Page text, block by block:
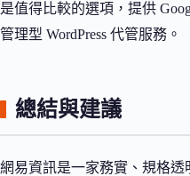
是值得比較的選項，提供
管理型 WordPress 代管服務。
總結與建議
網易資訊是一家務實、規格